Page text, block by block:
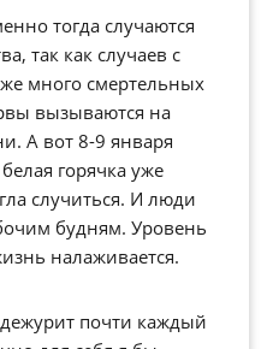
тогда случаются
так как случаев с
много смертельных
вызываются на
А вот 8-9 января
горячка уже
случиться. И люди
будням. Уровень
налаживается.
почти каждый